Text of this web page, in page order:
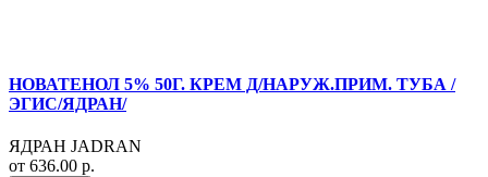
НОВАТЕНОЛ 5% 50Г. КРЕМ Д/НАРУЖ.ПРИМ. ТУБА /
ЭГИС/ЯДРАН/
ЯДРАН JADRAN
от 636.00 р.